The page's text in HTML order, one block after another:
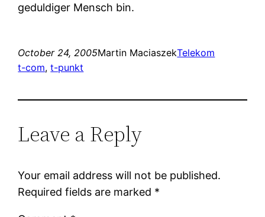
geduldiger Mensch bin.
October 24, 2005Martin MaciaszekTelekom
t-com, t-punkt
Leave a Reply
Your email address will not be published.
Required fields are marked *